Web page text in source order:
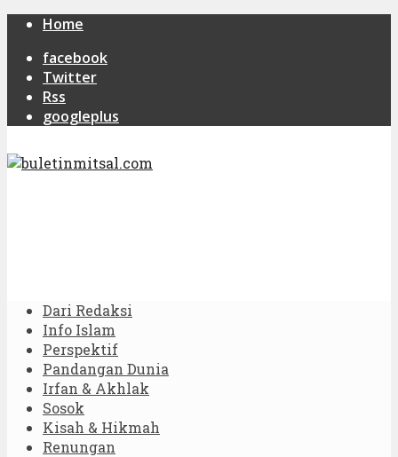
Home
facebook
Twitter
Rss
googleplus
Dari Redaksi
Info Islam
Perspektif
Pandangan Dunia
Irfan & Akhlak
Sosok
Kisah & Hikmah
Renungan